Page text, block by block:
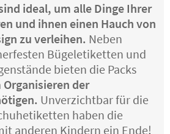
ideal, um alle Dinge Ihrer
und ihnen einen Hauch von
zu verleihen. Neben
Bügeletiketten und
bieten die Packs
Organisieren der
Unverzichtbar für die
haben die
anderen Kindern ein Ende!